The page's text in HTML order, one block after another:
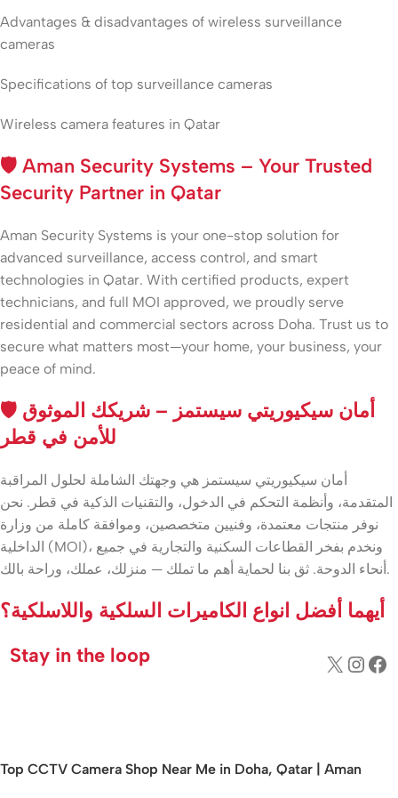
Advantages & disadvantages of wireless surveillance
cameras
Specifications of top surveillance cameras
Wireless camera features in Qatar
🛡️ Aman Security Systems – Your Trusted
Security Partner in Qatar
Aman Security Systems is your one-stop solution for
advanced surveillance, access control, and smart
technologies in Qatar. With certified products, expert
technicians, and full MOI approved, we proudly serve
residential and commercial sectors across Doha. Trust us to
secure what matters most—your home, your business, your
peace of mind.
🛡️ أمان سيكيوريتي سيستمز – شريكك الموثوق
للأمن في قطر
أمان سيكيوريتي سيستمز هي وجهتك الشاملة لحلول المراقبة
المتقدمة، وأنظمة التحكم في الدخول، والتقنيات الذكية في قطر. نحن
نوفر منتجات معتمدة، وفنيين متخصصين، وموافقة كاملة من وزارة
الداخلية (MOI)، ونخدم بفخر القطاعات السكنية والتجارية في جميع
أنحاء الدوحة. ثق بنا لحماية أهم ما تملك — منزلك، عملك، وراحة بالك.
أيهما أفضل انواع الكاميرات السلكية واللاسلكية؟
Stay in the loop
Top CCTV Camera Shop Near Me in Doha, Qatar | Aman